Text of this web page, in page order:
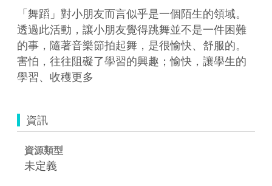
「舞蹈」對小朋友而言似乎是一個陌生的領域。
透過此活動，讓小朋友覺得跳舞並不是一件困難
的事，隨著音樂節拍起舞，是很愉快、舒服的。
害怕，往往阻礙了學習的興趣；愉快，讓學生的
學習、收穫更多
資訊
資源類型
未定義